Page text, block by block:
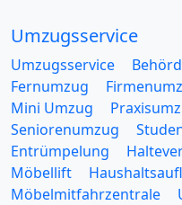
Umzugsservice
Umzugsservice
Fernumzug
Mini Umzug
Seniorenumzug
Entrümpelung
Möbellift
Möbelmitfahrzentrale